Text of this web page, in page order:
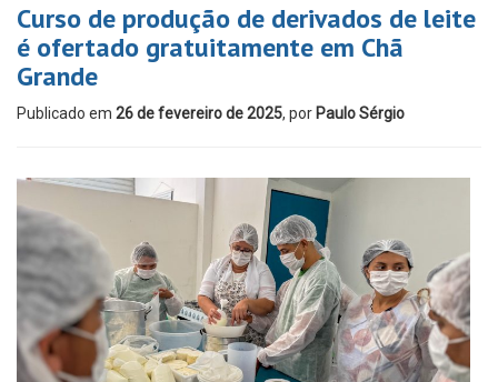
Curso de produção de derivados de leite
é ofertado gratuitamente em Chã
Grande
Publicado em 26 de fevereiro de 2025, por Paulo Sérgio